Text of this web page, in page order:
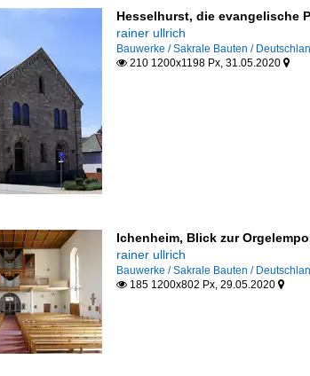
Hesselhurst, die evangelische
rainer ullrich
Bauwerke / Sakrale Bauten /
210 1200x1198 Px, 31.05.2020 
Ichenheim, Blick zur
rainer ullrich
Bauwerke / Sakrale Bauten /
185 1200x802 Px, 29.05.2020 